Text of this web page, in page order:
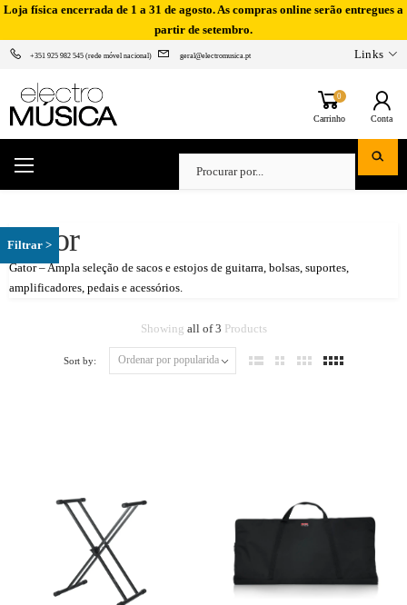
Loja física encerrada de 1 a 31 de agosto. As compras online serão entregues a
partir de setembro.
+351 925 982 545 (rede móvel nacional) geral@electromusica.pt Links
0
Carrinho Conta
Gator
Gator – Ampla seleção de sacos e estojos de guitarra, bolsas, suportes,
amplificadores, pedais e acessórios.
Showing all of 3 Products
Sort by: